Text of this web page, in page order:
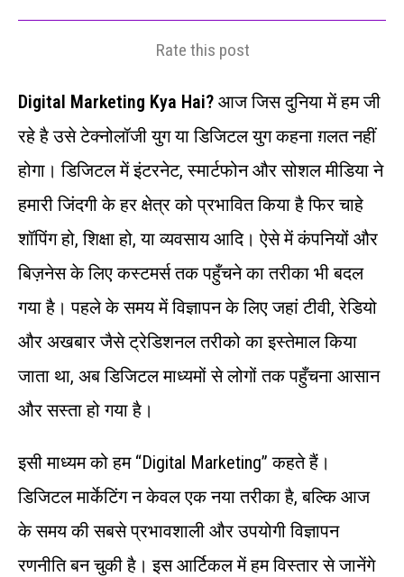
Rate this post
Digital Marketing Kya Hai? आज जिस दुनिया में हम जी
रहे है उसे टेक्नोलॉजी युग या डिजिटल युग कहना ग़लत नहीं
होगा। डिजिटल में इंटरनेट, स्मार्टफोन और सोशल मीडिया ने
हमारी जिंदगी के हर क्षेत्र को प्रभावित किया है फिर चाहे
शॉपिंग हो, शिक्षा हो, या व्यवसाय आदि। ऐसे में कंपनियों और
बिज़नेस के लिए कस्टमर्स तक पहुँचने का तरीका भी बदल
गया है। पहले के समय में विज्ञापन के लिए जहां टीवी, रेडियो
और अखबार जैसे ट्रेडिशनल तरीको का इस्तेमाल किया
जाता था, अब डिजिटल माध्यमों से लोगों तक पहुँचना आसान
और सस्ता हो गया है।
इसी माध्यम को हम “digital Marketing” कहते हैं।
डिजिटल मार्केटिंग न केवल एक नया तरीका है, बल्कि आज
के समय की सबसे प्रभावशाली और उपयोगी विज्ञापन
रणनीति बन चुकी है। इस आर्टिकल में हम विस्तार से जानेंगे